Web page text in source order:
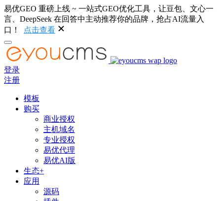
易优GEO 重磅上线 ~ 一站式GEO优化工具，让豆包、文心一
言、DeepSeek 在回答中主动推荐你的品牌，抢占AI流量入
口！
点击查看
登录
注册
模板
购买
商业授权
主机域名
专业授权
易优代理
易优AI版
生态+
应用
源码